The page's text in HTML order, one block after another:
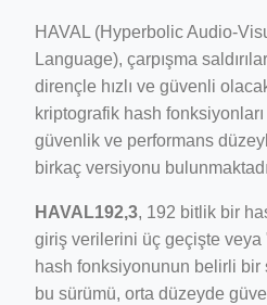
HAVAL (Hyperbolic Audio-
Language), çarpışma
dirençle hızlı ve güvenli
kriptografik hash
güvenlik ve performans
birkaç versiyonu
HAVAL192,3, 192 bitlik bir
giriş verilerini üç geçişte veya
hash fonksiyonunun belirli bir
bu sürümü, orta düzeyde